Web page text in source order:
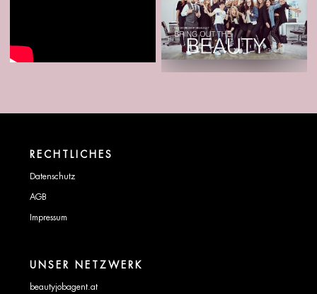
RECHTLICHES
Datenschutz
AGB
Impressum
UNSER NETZWERK
beautyjobagent.at